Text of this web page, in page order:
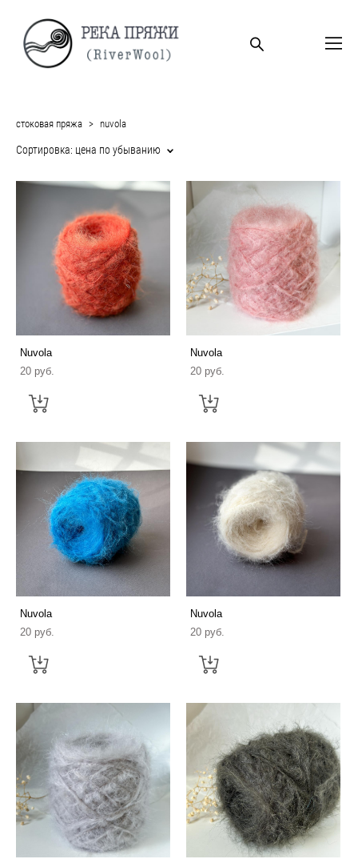
стоковая пряжа > nuvola
Сортировка: цена по убыванию
Nuvola
20 pуб.
Nuvola
20 pуб.
Nuvola
20 pуб.
Nuvola
20 pуб.